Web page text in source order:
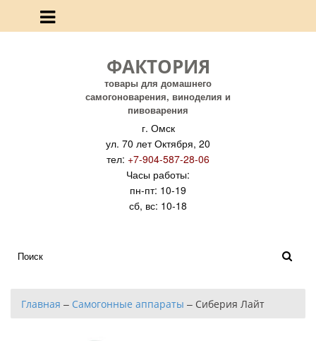
ФАКТОРИЯ
товары для домашнего
самогоноварения, виноделия и
пивоварения
г. Омск
ул. 70 лет Октября, 20
тел: +7-904-587-28-06
Часы работы:
пн-пт: 10-19
сб, вс: 10-18
Главная – Самогонные аппараты – Сиберия Лайт